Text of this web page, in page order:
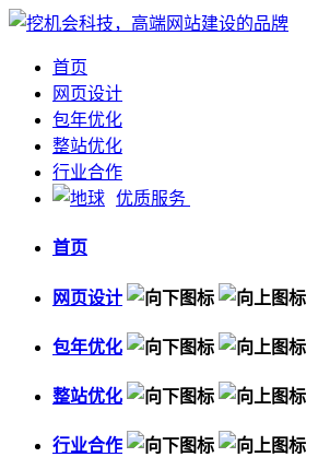
首页
网页设计
包年优化
整站优化
行业合作
优质服务
首页
网页设计
包年优化
整站优化
行业合作